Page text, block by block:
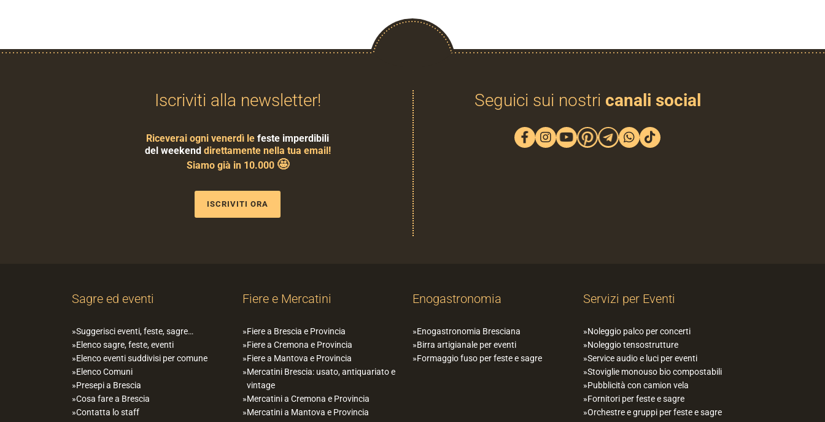
Iscriviti alla newsletter!
Riceverai ogni venerdì le feste imperdibili
del weekend direttamente nella tua email!
Siamo già in 10.000 🤩
ISCRIVITI ORA
Seguici sui nostri canali social
Sagre ed eventi
Suggerisci eventi, feste, sagre…
Elenco sagre, feste, eventi
Elenco eventi suddivisi per comune
Elenco Comuni
Presepi a Brescia
Cosa fare a Brescia
Contatta lo staff
Fiere e Mercatini
Fiere a Brescia e Provincia
Fiere a Cremona e Provincia
Fiere a Mantova e Provincia
Mercatini Brescia: usato, antiquariato e
vintage
Mercatini a Cremona e Provincia
Mercatini a Mantova e Provincia
Enogastronomia
Enogastronomia Bresciana
Birra artigianale per eventi
Formaggio fuso per feste e sagre
Servizi per Eventi
Noleggio palco per concerti
Noleggio tensostrutture
Service audio e luci per eventi
Stoviglie monouso bio compostabili
Pubblicità con camion vela
Fornitori per feste e sagre
Orchestre e gruppi per feste e sagre